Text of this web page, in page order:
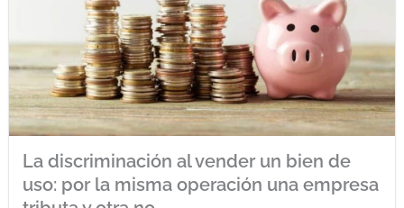
La discriminación al vender un bien de
uso: por la misma operación una empresa